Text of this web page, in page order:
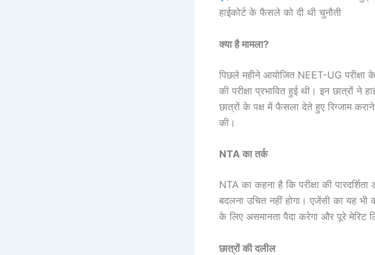
हाईकोर्ट के फैसले को दी थी चुनौती
क्या है मामला?
पिछले महीने आयोजित NEET-UG परीक्षा
की परीक्षा प्रभावित हुई थी। इन छात्रों ने
छात्रों के पक्ष में फैसला देते हुए रिग्जाम
की।
NTA का तर्क
NTA का कहना है कि परीक्षा की
बदलना उचित नहीं होगा। एजेंसी का यह भी
के लिए असमानता पैदा करेगा और पूरे मेरिट
छात्रों की दलील